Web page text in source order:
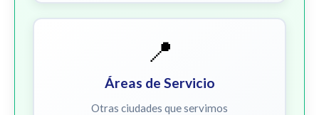
📍
Áreas de Servicio
Otras ciudades que servimos